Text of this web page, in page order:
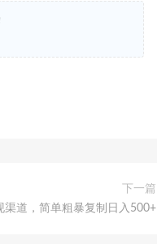
下一篇
渠道，简单粗暴复制日入500+